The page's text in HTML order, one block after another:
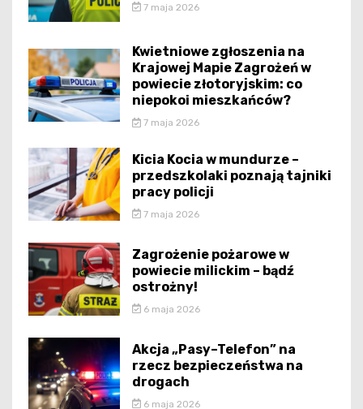
7 maja 2026
Kwietniowe zgłoszenia na
Krajowej Mapie Zagrożeń w
powiecie złotoryjskim: co
niepokoi mieszkańców?
7 maja 2026
Kicia Kocia w mundurze –
przedszkolaki poznają tajniki
pracy policji
7 maja 2026
Zagrożenie pożarowe w
powiecie milickim – bądź
ostrożny!
6 maja 2026
Akcja „Pasy–Telefon” na
rzecz bezpieczeństwa na
drogach
6 maja 2026